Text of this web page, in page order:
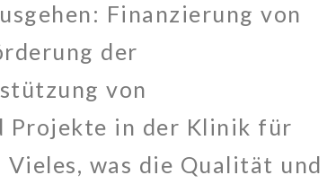
Finanzierung von
der
von
Projekte in der Klinik für
was die Qualität und